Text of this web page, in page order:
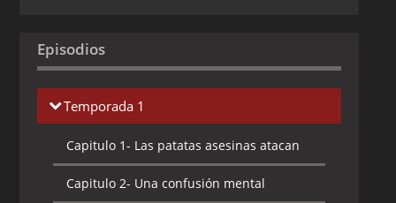
Episodios
Temporada 1
Capitulo 1- Las patatas asesinas atacan
Capitulo 2- Una confusión mental